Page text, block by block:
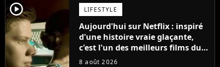
player2 LIFESTYLE
Aujourd'hui sur Netflix : inspiré
d'une histoire vraie glaçante,
c'est l'un des meilleurs films du
21ème siècle
8 août 2026